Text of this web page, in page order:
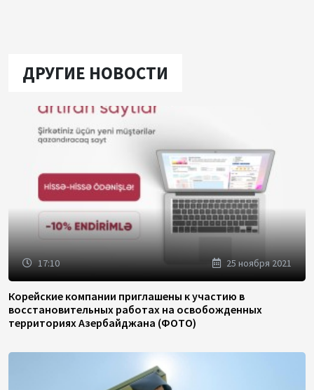
ДРУГИЕ НОВОСТИ
17:10 25 ноября 2021
Корейские компании приглашены к участию в
восстановительных работах на освобожденных
территориях Азербайджана (ФОТО)